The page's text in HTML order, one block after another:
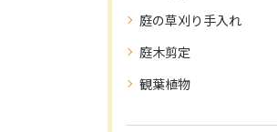
庭の草刈り手入れ
庭木剪定
観葉植物